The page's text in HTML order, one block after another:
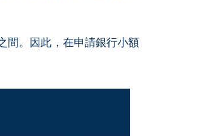
間。因此，在申請銀行小額